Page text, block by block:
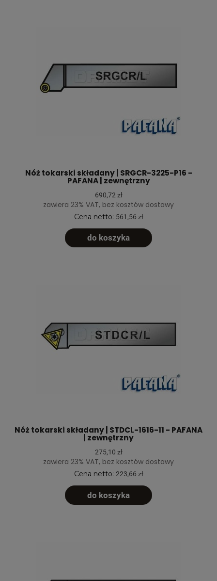
Nóż tokarski składany | SRGCR-3225-P16 -
PAFANA | zewnętrzny
690,72 zł
zawiera 23% VAT, bez kosztów dostawy
Cena netto: 561,56 zł
do koszyka
Nóż tokarski składany | STDCL-1616-11 - PAFANA
| zewnętrzny
275,10 zł
zawiera 23% VAT, bez kosztów dostawy
Cena netto: 223,66 zł
do koszyka